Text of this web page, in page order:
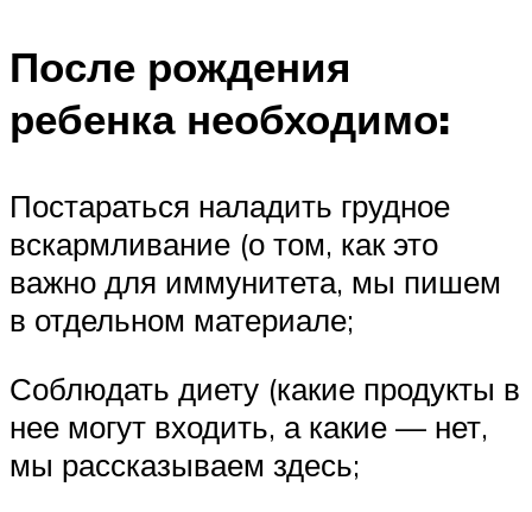
После рождения
ребенка необходимо:
Постараться наладить грудное
вскармливание (о том, как это
важно для иммунитета, мы пишем
в отдельном материале;
Соблюдать диету (какие продукты в
нее могут входить, а какие — нет,
мы рассказываем здесь;